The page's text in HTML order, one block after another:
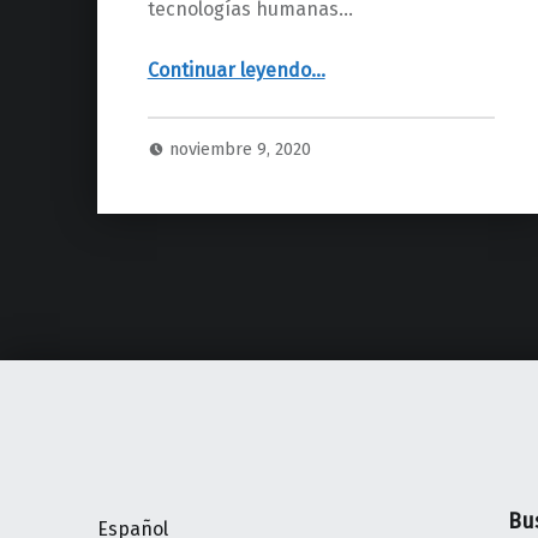
tecnologías humanas…
Continuar leyendo…
noviembre 9, 2020
Español